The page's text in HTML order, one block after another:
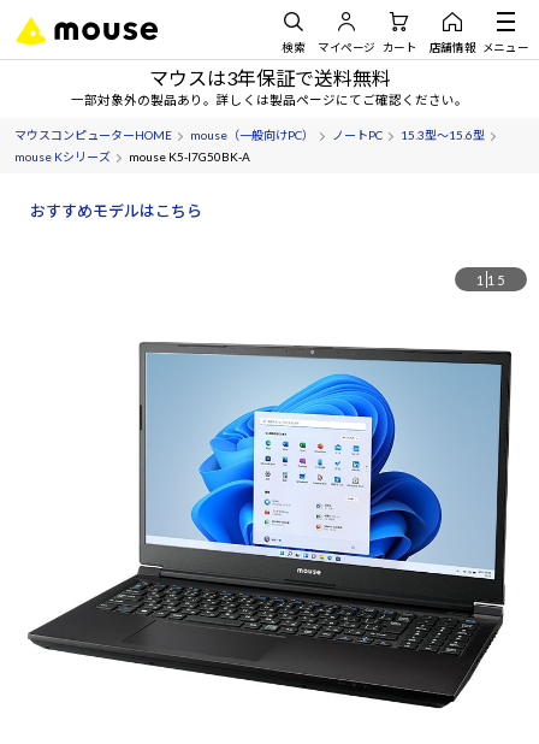
検索 マイページ カート 店舗情報 メニュー
マウスは3年保証で送料無料
一部対象外の製品あり。詳しくは製品ページにてご確認ください。
マウスコンピューターHOME mouse（一般向けPC） ノートPC
15.3型～15.6型
mouse Kシリーズ
mouse K5-I7G50BK-A
おすすめモデルはこちら
1 15